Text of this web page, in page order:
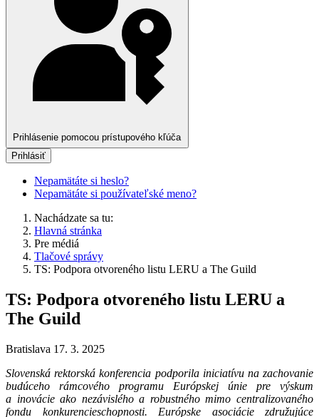
Prihlásenie pomocou prístupového kľúča
Prihlásiť
Nepamätáte si heslo?
Nepamätáte si používateľské meno?
Nachádzate sa tu:
Hlavná stránka
Pre médiá
Tlačové správy
TS: Podpora otvoreného listu LERU a The Guild
TS: Podpora otvoreného listu LERU a
The Guild
Bratislava 17. 3. 2025
Slovenská rektorská konferencia podporila iniciatívu na zachovanie
budúceho rámcového programu Európskej únie pre výskum
a inovácie ako nezávislého a robustného mimo centralizovaného
fondu konkurencieschopnosti. Európske asociácie združujúce